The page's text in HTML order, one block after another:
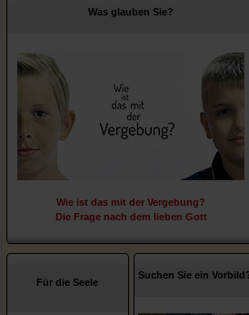
Was glauben Sie?
Wie ist das mit der Vergebung?
Die Frage nach dem lieben Gott
Für die Seele
Suchen Sie ein